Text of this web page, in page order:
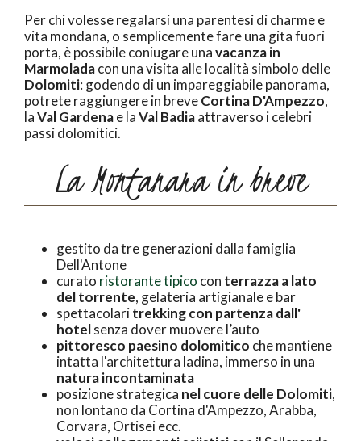
Per chi volesse regalarsi una parentesi di charme e
vita mondana, o semplicemente fare una gita fuori
porta, è possibile coniugare unavacanza in
Marmoladacon una visita alle località simbolo delle
Dolomiti: godendo di un impareggiabile panorama,
potrete raggiungere in breveCortina D'Ampezzo,
laVal Gardenae laVal Badiaattraverso i celebri
passi dolomitici.
La Montanara in breve
gestito da tre generazioni dalla famiglia
Dell'Antone
curato ristorante tipico con terrazza a lato
del torrente, gelateria artigianale e bar
spettacolaritrekking con partenza dall'
hotelsenza dover muovere l’auto
pittoresco paesino dolomitico che mantiene
intatta l'architettura ladina, immerso in una
natura incontaminata
posizione strategica nel cuore delle Dolomiti,
non lontano da Cortina d'Ampezzo, Arabba,
Corvara, Ortisei ecc.